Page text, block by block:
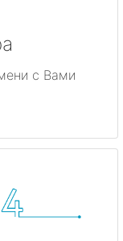
с Вами